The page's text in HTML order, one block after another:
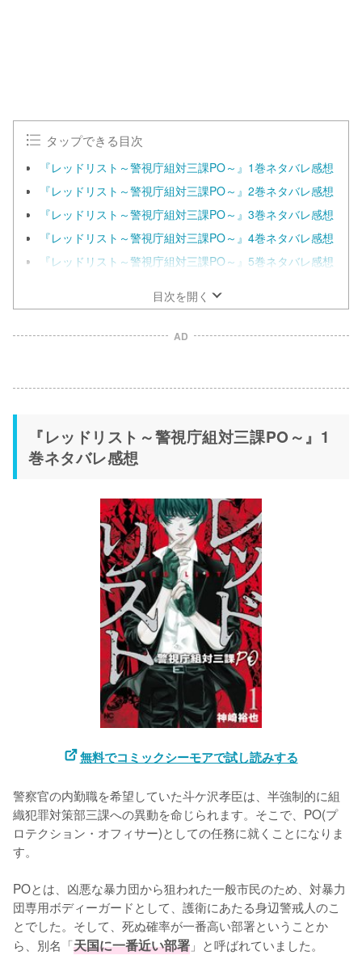
タップできる目次
『レッドリスト～警視庁組対三課PO～』1巻ネタバレ感想
『レッドリスト～警視庁組対三課PO～』2巻ネタバレ感想
『レッドリスト～警視庁組対三課PO～』3巻ネタバレ感想
『レッドリスト～警視庁組対三課PO～』4巻ネタバレ感想
『レッドリスト～警視庁組対三課PO～』5巻ネタバレ感想
目次を開く
AD
『レッドリスト～警視庁組対三課PO～』1
巻ネタバレ感想
無料でコミックシーモアで試し読みする
警察官の内勤職を希望していた斗ケ沢孝臣は、半強制的に組
織犯罪対策部三課への異動を命じられます。そこで、PO(プ
ロテクション・オフィサー)としての任務に就くことになりま
す。
POとは、凶悪な暴力団から狙われた一般市民のため、対暴力
団専用ボディーガードとして、護衛にあたる身辺警戒人のこ
とでした。そして、死ぬ確率が一番高い部署ということか
ら、別名「天国に一番近い部署 」と呼ばれていました。